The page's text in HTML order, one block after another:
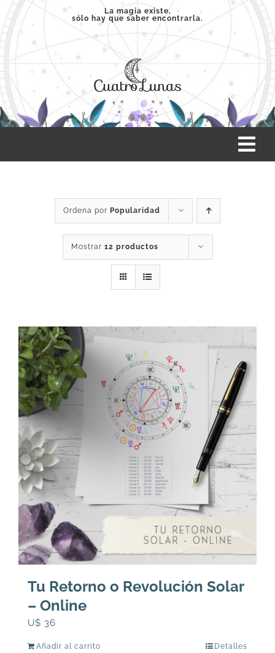
Saltar
contenido
La magia existe,
sólo hay que saber encontrarla.
SERVICIOS
PRODUCTOS
ARTÍCULOS
ACERCA
CONTACTO
Carrito
Ordena por Popularidad
Mostrar 12 productos
Tu Retorno o Revolución Solar
– Online
U$ 36
Añadir al carrito Detalles